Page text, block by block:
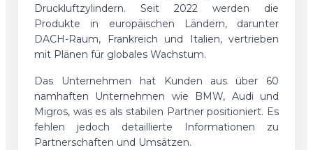
Druckluftzylindern. Seit 2022 werden die
Produkte in europäischen Ländern, darunter
DACH-Raum, Frankreich und Italien, vertrieben
mit Plänen für globales Wachstum.
Das Unternehmen hat Kunden aus über 60
namhaften Unternehmen wie BMW, Audi und
Migros, was es als stabilen Partner positioniert. Es
fehlen jedoch detaillierte Informationen zu
Partnerschaften und Umsätzen.